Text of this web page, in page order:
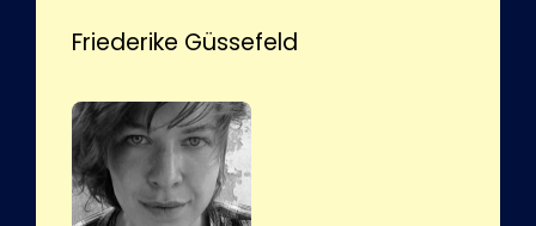
Friederike Güssefeld